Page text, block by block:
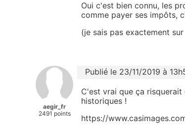
Oui c'est bien connu, les
comme payer ses impôts,
(je sais pas exactement
aegir_fr
2491 points
Publié le 23/11/2019 à
C'est vrai que ça
historiques !
https://